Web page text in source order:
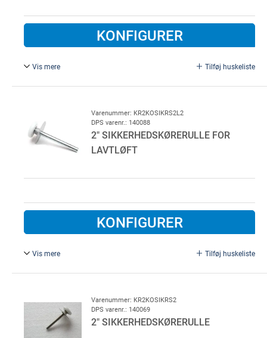
KONFIGURER
Vis mere Tilføj huskeliste
Forstærket, for porte over 42 m2
Varenummer: KR2KOSIKRS2L2
DPS varenr.: 140088
2" SIKKERHEDSKØRERULLE FOR
LAVTLØFT
KONFIGURER
Vis mere Tilføj huskeliste
For lavløft skinnesæt.
Kørerulle uden leje, for brug i vaskehaller o. lign.
Varenummer: KR2KOSIKRS2
DPS varenr.: 140069
2" SIKKERHEDSKØRERULLE